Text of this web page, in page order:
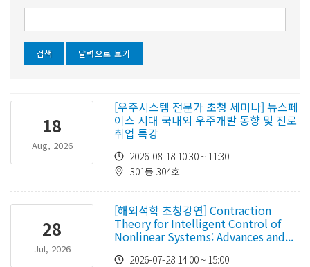
달력으로 보기
18
Aug, 2026
[우주시스템 전문가 초청 세미나] 뉴스페
이스 시대 국내외 우주개발 동향 및 진로
취업 특강
2026-08-18 10:30 ~ 11:30
301동 304호
28
Jul, 2026
[해외석학 초청강연] Contraction
Theory for Intelligent Control of
Nonlinear Systems: Advances and...
2026-07-28 14:00 ~ 15:00